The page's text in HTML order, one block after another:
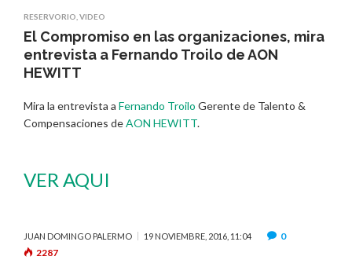
RESERVORIO VIDEO
El Compromiso en las organizaciones, mira
entrevista a Fernando Troilo de AON
HEWITT
Mira la entrevista a Fernando Troilo Gerente de Talento &
Compensaciones deAON HEWITT.
VER AQUI
JUAN DOMINGO PALERMO 19 NOVIEMBRE, 2016, 11:04
0
2287